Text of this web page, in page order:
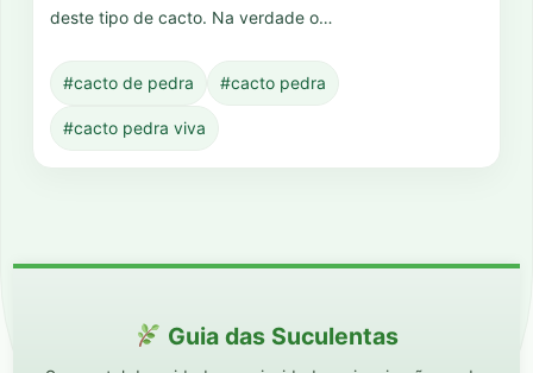
deste tipo de cacto. Na verdade o…
#cacto de pedra #cacto pedra
#cacto pedra viva
Guia das Suculentas